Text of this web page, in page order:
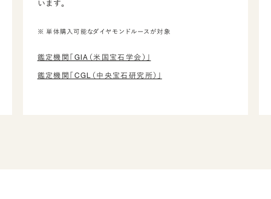
います。
※ 単体購入可能なダイヤモンドルースが対象
鑑定機関「GIA（米国宝石学会）」
鑑定機関「CGL（中央宝石研究所）」